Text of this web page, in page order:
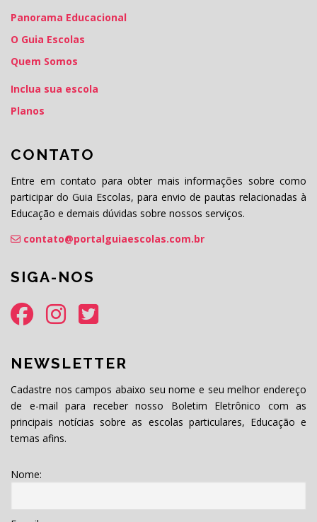
Panorama Educacional
O Guia Escolas
Quem Somos
Inclua sua escola
Planos
CONTATO
Entre em contato para obter mais informações sobre como
participar do Guia Escolas, para envio de pautas relacionadas à
Educação e demais dúvidas sobre nossos serviços.
contato@portalguiaescolas.com.br
SIGA-NOS
NEWSLETTER
Cadastre nos campos abaixo seu nome e seu melhor endereço
de e-mail para receber nosso Boletim Eletrônico com as
principais notícias sobre as escolas particulares, Educação e
temas afins.
Nome: